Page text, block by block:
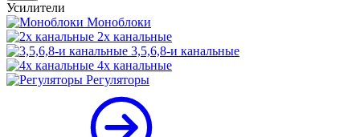
Усилители
Моноблоки
2х канальные
3,5,6,8-и канальные
4х канальные
Регуляторы